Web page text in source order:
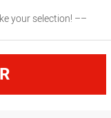
your selection! ––